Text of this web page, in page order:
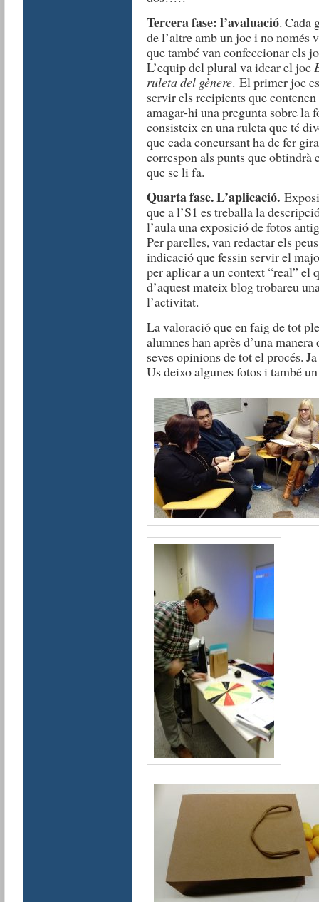
Tercera fase: l’avaluació. Cada
de l’altre amb un joc i no només
que també van confeccionar els
L’equip del plural va idear el joc
ruleta del gènere. El primer joc
servir els recipients que
amagar-hi una pregunta sobre la
consisteix en una ruleta que té
que cada concursant ha de fer
correspon als punts que obtindrà
que se li fa.
Quarta fase. L’aplicació.
que a l’S1 es treballa la
l’aula una exposició de fotos
Per parelles, van redactar els
indicació que fessin servir el
per aplicar a un context “real” el
d’aquest mateix blog trobareu
l’activitat.
La valoració que en faig de tot
alumnes han après d’una
seves opinions de tot el procés.
Us deixo algunes fotos i també